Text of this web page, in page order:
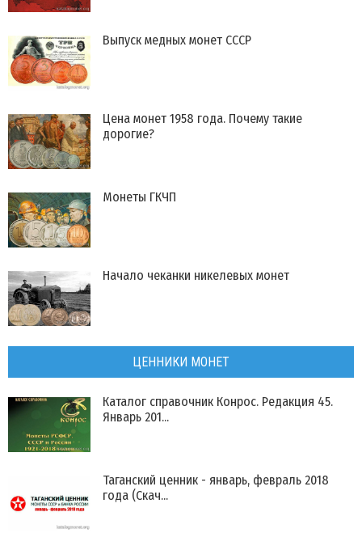
Выпуск медных монет СССР
Цена монет 1958 года. Почему такие
дорогие?
Монеты ГКЧП
Начало чеканки никелевых монет
ЦЕННИКИ МОНЕТ
Каталог справочник Конрос. Редакция 45.
Январь 201...
Таганский ценник - январь, февраль 2018
года (Скач...